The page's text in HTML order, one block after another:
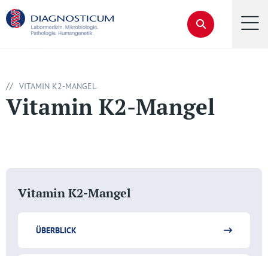
Vitamin K2-Mangel
ÜBERBLICK
// VITAMIN K2-MANGEL
Vitamin K2-Mangel